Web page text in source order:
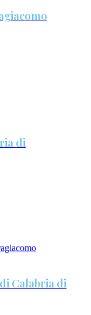
di
Calabria di